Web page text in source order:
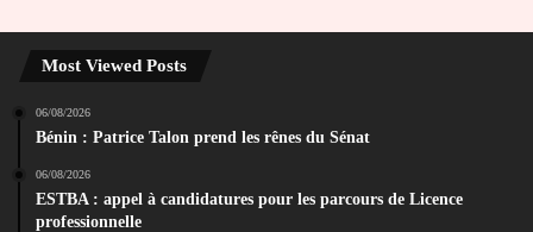
Most Viewed Posts
06/08/2026
Bénin : Patrice Talon prend les rênes du Sénat
06/08/2026
ESTBA : appel à candidatures pour les parcours de Licence
professionnelle